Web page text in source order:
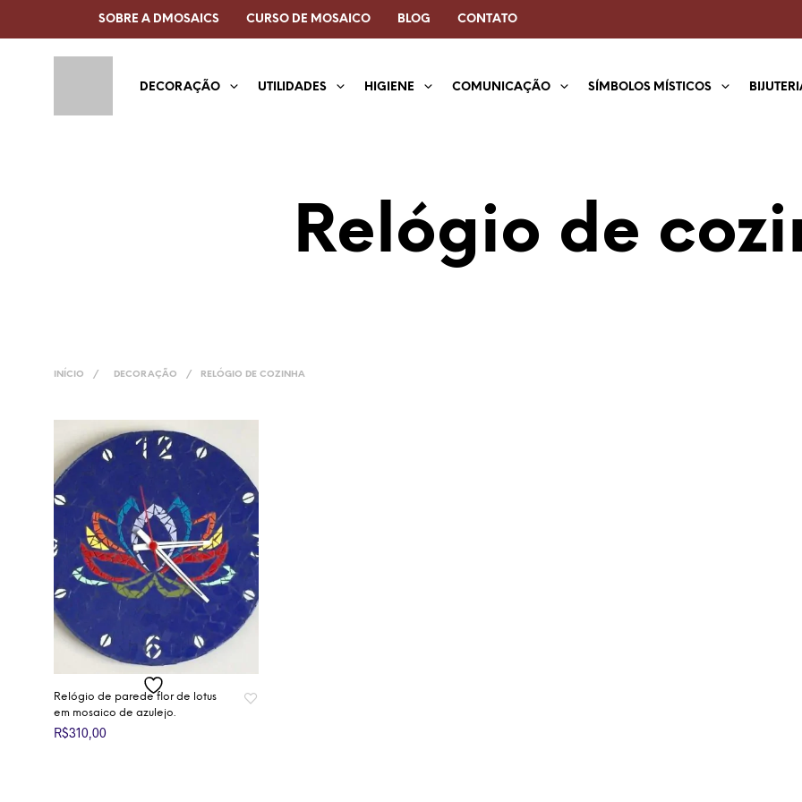
SOBRE A DMOSAICS CURSO DE MOSAICO BLOG CONTATO
DECORAÇÃO UTILIDADES HIGIENE COMUNICAÇÃO SÍMBOLOS MÍSTICOS
Relógio de
INÍCIO / DECORAÇÃO / RELÓGIO DE COZINHA
Relógio de parede flor de lotus
em mosaico de azulejo.
R$310,00